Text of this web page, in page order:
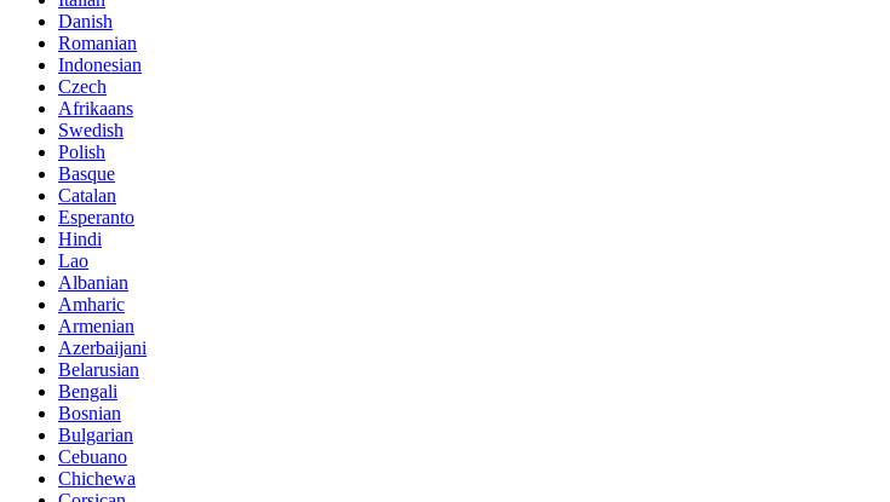
Danish
Romanian
Indonesian
Czech
Afrikaans
Swedish
Polish
Basque
Catalan
Esperanto
Hindi
Lao
Albanian
Amharic
Armenian
Azerbaijani
Belarusian
Bengali
Bosnian
Bulgarian
Cebuano
Chichewa